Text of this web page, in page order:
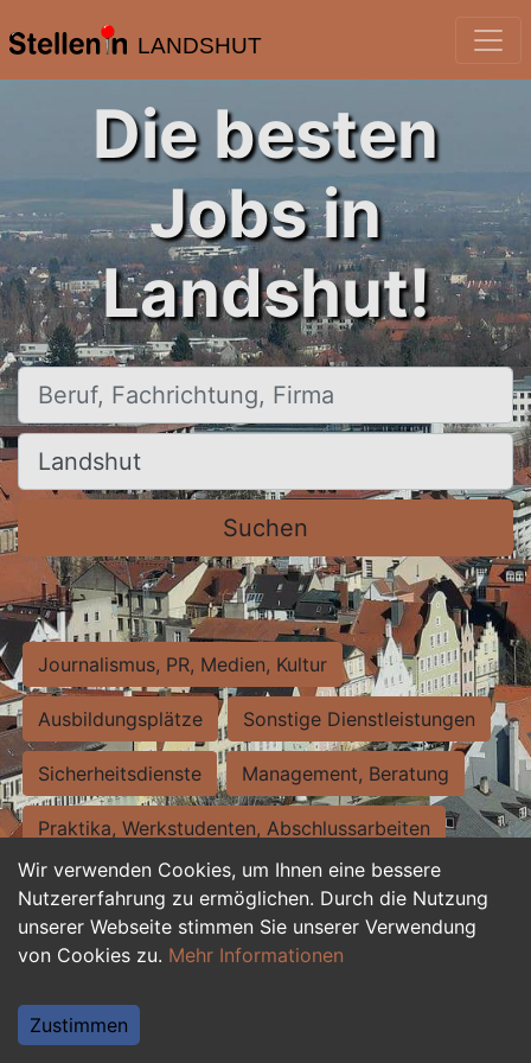
LANDSHUT
Wir verwenden Cookies, um Ihnen eine bessere
Nutzererfahrung zu ermöglichen. Durch die Nutzung
unserer Webseite stimmen Sie unserer Verwendung
von Cookies zu. Mehr Informationen
Zustimmen
Die besten
Jobs in
Landshut!
Beruf, Fachrichtung, Firma
Ort, Stadt
Suchen
Journalismus, PR, Medien, Kultur
Ausbildungsplätze Sonstige Dienstleistungen
Sicherheitsdienste Management, Beratung
Praktika, Werkstudenten, Abschlussarbeiten
Personalwesen Assistenz, Sekretariat
Hilfskräfte, Aushilfs- und Nebenjobs
Weiterbildung, Studium, duale Ausbildung